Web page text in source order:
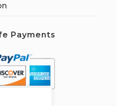
Payments